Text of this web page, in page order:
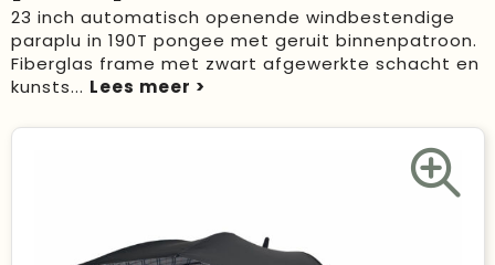
Give Aways
Geschenken
Kantoorartikelen
Duurzame keuzes
Voetbal, EK en WK
23 inch automatisch openende windbestendige
paraplu in 190T pongee met geruit binnenpatroon.
Fiberglas frame met zwart afgewerkte schacht en
kunsts...